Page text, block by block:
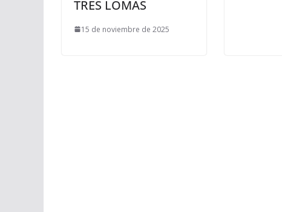
TRES LOMAS
15 de noviembre de 2025